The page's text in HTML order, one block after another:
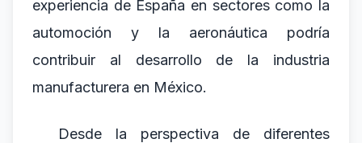
experiencia de España en sectores como la
automoción y la aeronáutica podría
contribuir al desarrollo de la industria
manufacturera en México.
Desde la perspectiva de diferentes